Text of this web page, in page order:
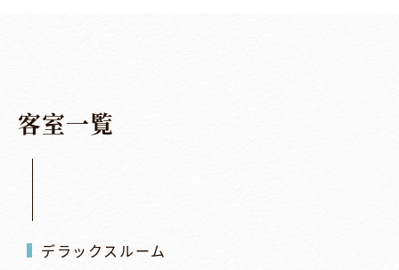
客室一覧
デラックスルーム